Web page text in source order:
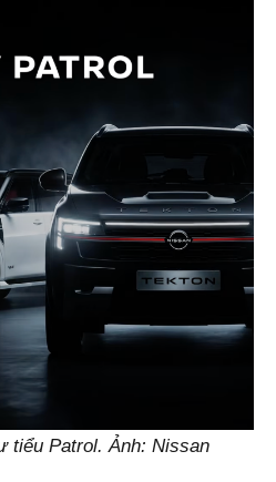
tiểu Patrol. Ảnh: Nissan